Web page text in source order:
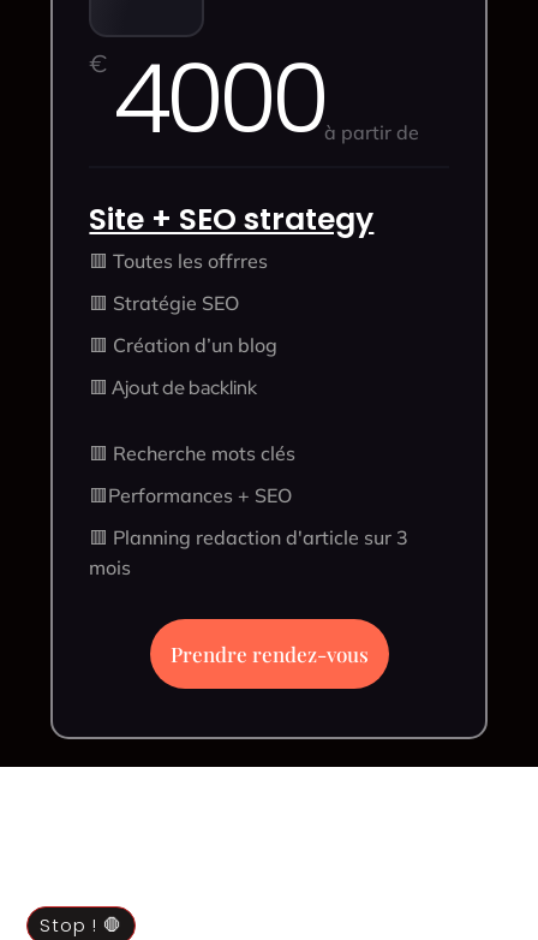
€ 4000à partir de
Site + SEO strategy
🟥 Toutes les offrres
🟥 Stratégie SEO
🟥 Création d’un blog
🟥 Ajout de backlink
🟥 Recherche mots clés
🟥Performances + SEO
🟥 Planning redaction d'article sur 3
mois
Prendre rendez-vous
Stop ! 🛑